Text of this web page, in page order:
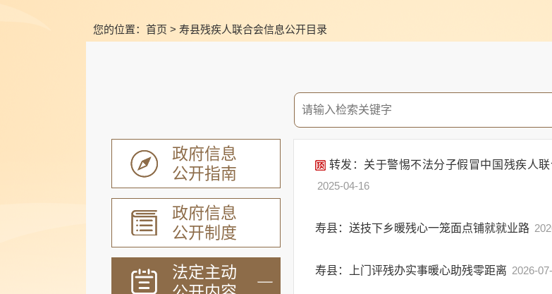
您的位置： 首页 > 寿县残疾人联合会信息公开目录
政府信息
公开指南
政府信息
公开制度
法定主动
转发：关于警惕不法分子假冒中国残疾人
2025-04-16
寿县：送技下乡暖残心一笼面点铺就就业路
寿县：上门评残办实事暖心助残零距离 2026-